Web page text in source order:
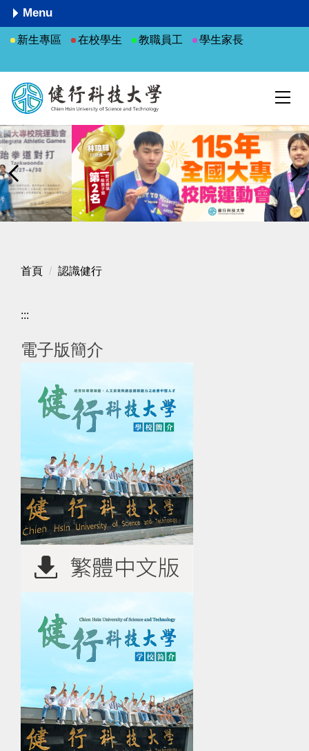
跳
到
主
容
區
Menu
新生專區 在校學生 教職員工 學生家長
首頁 認識健行
:::
電子版簡介